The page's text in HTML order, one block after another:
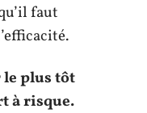
faut
plus tôt
à risque.